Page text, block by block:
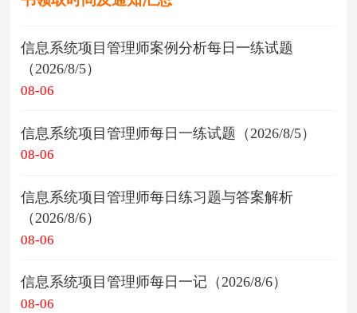
信息系统项目管理师案例分析每日一练试题
（2026/8/5）
08-06
信息系统项目管理师每日一练试题（2026/8/5）
08-06
信息系统项目管理师每日练习题与答案解析
（2026/8/6）
08-06
信息系统项目管理师每日一记（2026/8/6）
08-06